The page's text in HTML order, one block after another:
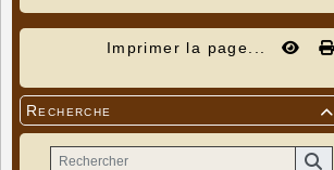
Imprimer la page...

Recherche